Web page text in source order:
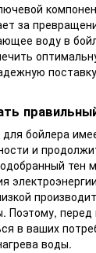
за
воду в
бойлера
и
тен
Поэтому,
в ваших
воды.